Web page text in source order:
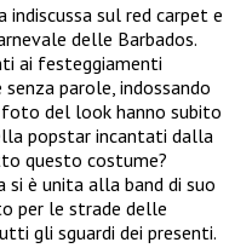
indiscussa sul red carpet e
delle Barbados.
ai festeggiamenti
parole, indossando
del look hanno subito
popstar incantati dalla
questo costume?
si è unita alla band di suo
per le strade delle
gli sguardi dei presenti.